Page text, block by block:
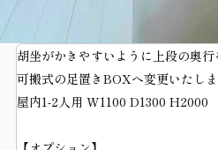
胡坐がかきやすいように上段の奥
可搬式の足置きBOXへ変更いたしま
屋内1-2人用 W1100 D1300 H2000